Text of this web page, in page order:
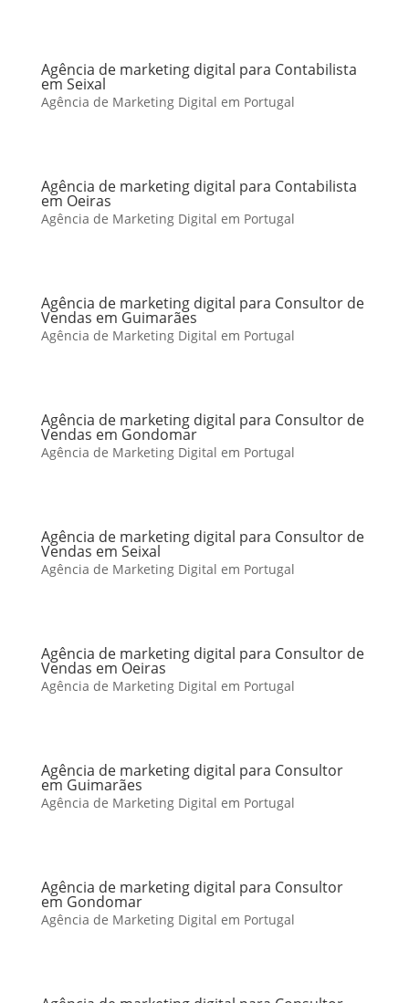
Agência de marketing digital para Contabilista
em Seixal
Agência de Marketing Digital em Portugal
Agência de marketing digital para Contabilista
em Oeiras
Agência de Marketing Digital em Portugal
Agência de marketing digital para Consultor de
Vendas em Guimarães
Agência de Marketing Digital em Portugal
Agência de marketing digital para Consultor de
Vendas em Gondomar
Agência de Marketing Digital em Portugal
Agência de marketing digital para Consultor de
Vendas em Seixal
Agência de Marketing Digital em Portugal
Agência de marketing digital para Consultor de
Vendas em Oeiras
Agência de Marketing Digital em Portugal
Agência de marketing digital para Consultor
em Guimarães
Agência de Marketing Digital em Portugal
Agência de marketing digital para Consultor
em Gondomar
Agência de Marketing Digital em Portugal